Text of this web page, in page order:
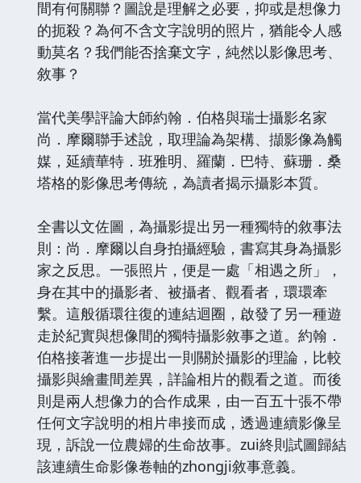
間有何關聯？圖說是理解之必要，抑或是想像力
的扼殺？為何不含文字說明的照片，猶能令人感
動莫名？我們能否捨棄文字，純然以影像思考、
敘事？
當代美學評論大師約翰．伯格與瑞士攝影名家
尚．摩爾聯手述說，取理論為架構、擷影像為觸
媒，延續華特．班雅明、羅蘭．巴特、蘇珊．桑
塔格的影像思考傳統，為讀者揭示攝影本質。
全書以文佐圖，為攝影提出另一種獨特的敘事法
則：尚．摩爾以自身拍攝經驗，書寫其身為攝影
家之反思。一張照片，便是一處「相遇之所」，
身在其中的攝影者、被攝者、觀看者，環環牽
繫。這般循環往復的連結迴圈，啟發了另一種遊
走於紀實與想像間的獨特攝影敘事之道。約翰．
伯格接著進一步提出一則關於攝影的理論，比較
攝影與繪畫間差異，詳論相片的觀看之道。而後
則是兩人想像力的合作成果，由一百五十張不帶
任何文字說明的相片串接而成，透過連續影像呈
現，訴說一位農婦的生命故事。zui終則試圖歸結
該連續生命影像卷軸的zhongji敘事意義。